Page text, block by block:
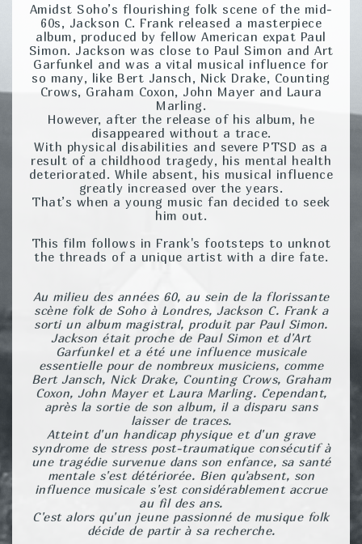
Amidst Soho’s flourishing folk scene of the mid-
60s, Jackson C. Frank released a masterpiece
album, produced by fellow American expat Paul
Simon. Jackson was close to Paul Simon and Art
Garfunkel and was a vital musical influence for
so many, like Bert Jansch, Nick Drake, Counting
Crows, Graham Coxon, John Mayer and Laura
Marling.
However, after the release of his album, he
disappeared without a trace.
With physical disabilities and severe PTSD as a
result of a childhood tragedy, his mental health
deteriorated. While absent, his musical influence
greatly increased over the years.
That’s when a young music fan decided to seek
him out.
This film follows in Frank's footsteps to unknot
the threads of a unique artist with a dire fate.
Au milieu des années 60, au sein de la florissante
scène folk de Soho à Londres, Jackson C. Frank a
sorti un album magistral, produit par Paul Simon.
Jackson était proche de Paul Simon et d'Art
Garfunkel et a été une influence musicale
essentielle pour de nombreux musiciens, comme
Bert Jansch, Nick Drake, Counting Crows, Graham
Coxon, John Mayer et Laura Marling. Cependant,
après la sortie de son album, il a disparu sans
laisser de traces.
Atteint d'un handicap physique et d'un grave
syndrome de stress post-traumatique consécutif à
une tragédie survenue dans son enfance, sa santé
mentale s'est détériorée. Bien qu'absent, son
influence musicale s'est considérablement accrue
au fil des ans.
C'est alors qu'un jeune passionné de musique folk
décide de partir à sa recherche.